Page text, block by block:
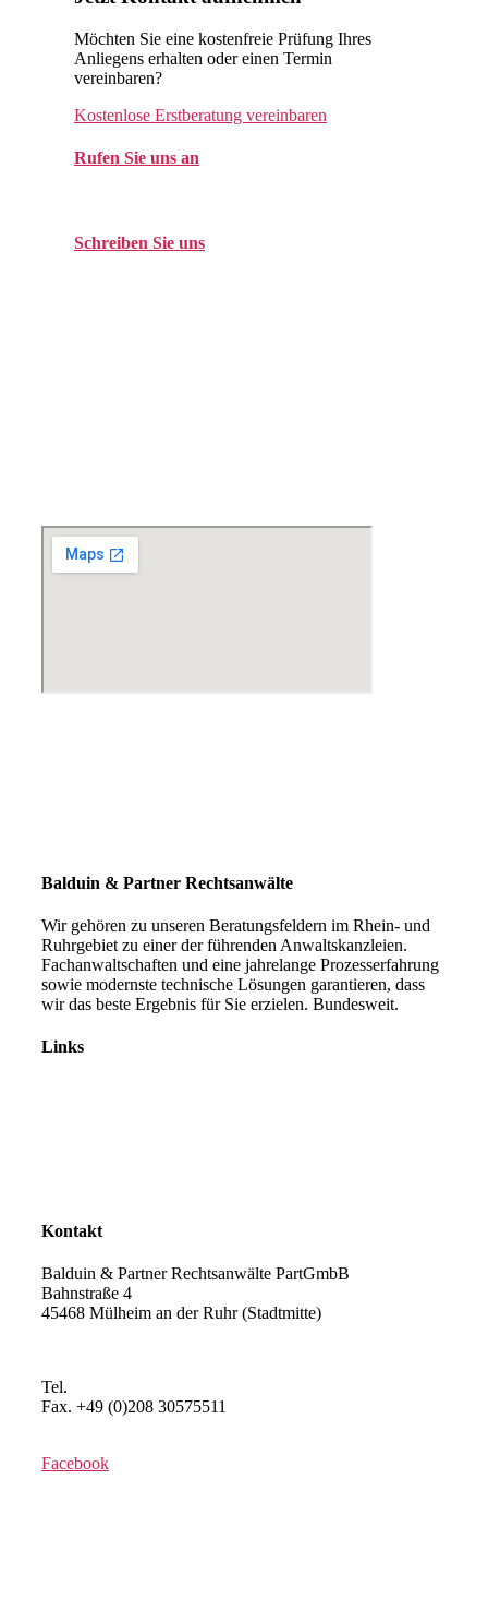
Möchten Sie eine kostenfreie Prüfung Ihres
Anliegens erhalten oder einen Termin
vereinbaren?
Kostenlose Erstberatung vereinbaren
Rufen Sie uns an
Schreiben Sie uns
Balduin & Partner Rechtsanwälte
Wir gehören zu unseren Beratungsfeldern im Rhein- und
Ruhrgebiet zu einer der führenden Anwaltskanzleien.
Fachanwaltschaften und eine jahrelange Prozesserfahrung
sowie modernste technische Lösungen garantieren, dass
wir das beste Ergebnis für Sie erzielen. Bundesweit.
Links
Kontakt
Balduin & Partner Rechtsanwälte PartGmbB
Bahnstraße 4
45468 Mülheim an der Ruhr (Stadtmitte)
Tel.
Fax. +49 (0)208 30575511
Facebook